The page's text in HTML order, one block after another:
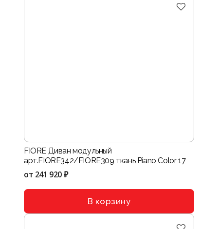
FIORE Диван модульный
арт.FIORE342/FIORE309 ткань Piano Color 17
от 241 920 ₽
В корзину